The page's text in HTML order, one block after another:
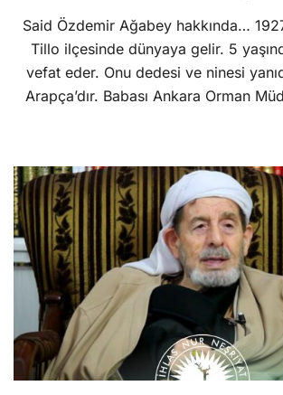
Said Özdemir Ağabey hakkında…
Tillo ilçesinde dünyaya gelir. 5
vefat eder. Onu dedesi ve ninesi
Arapça’dır. Babası Ankara Orman